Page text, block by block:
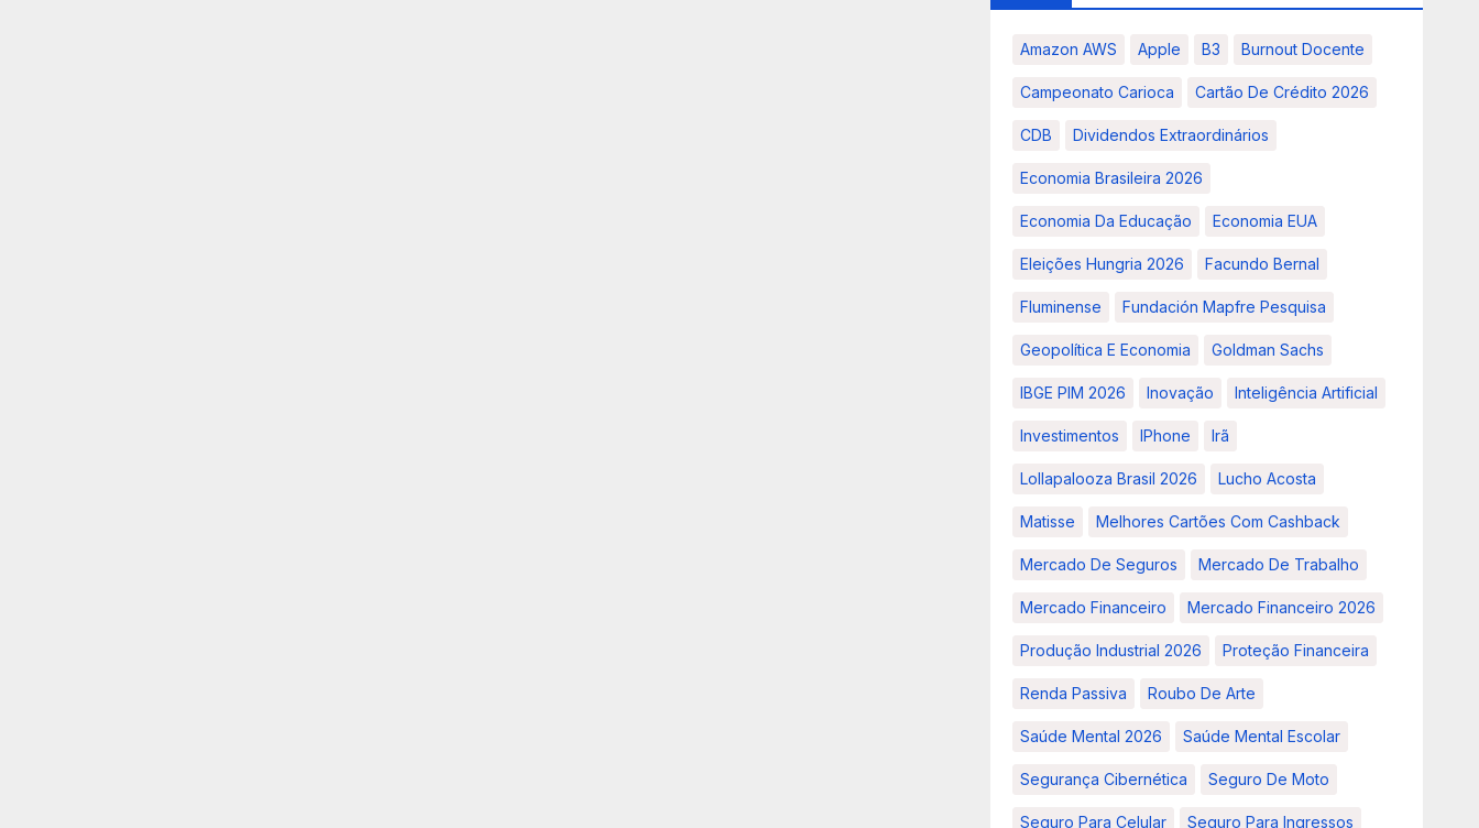
Amazon AWS Apple B3 Burnout Docente
Campeonato Carioca Cartão De Crédito 2026
CDB Dividendos Extraordinários
Economia Brasileira 2026
Economia Da Educação Economia EUA
Eleições Hungria 2026 Facundo Bernal
Fluminense Fundación Mapfre Pesquisa
Geopolítica E Economia Goldman Sachs
IBGE PIM 2026 Inovação Inteligência Artificial
Investimentos IPhone Irã
Lollapalooza Brasil 2026 Lucho Acosta
Matisse Melhores Cartões Com Cashback
Mercado De Seguros Mercado De Trabalho
Mercado Financeiro Mercado Financeiro 2026
Produção Industrial 2026 Proteção Financeira
Renda Passiva Roubo De Arte
Saúde Mental 2026 Saúde Mental Escolar
Segurança Cibernética Seguro De Moto
Seguro Para Celular Seguro Para Ingressos